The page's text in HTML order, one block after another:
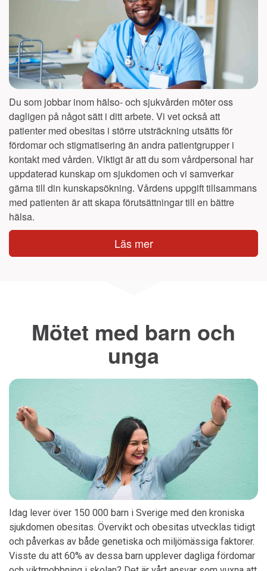
Du som jobbar inom hälso- och sjukvården möter oss
dagligen på något sätt i ditt arbete. Vi vet också att
patienter med obesitas i större utsträckning utsätts för
fördomar och stigmatisering än andra patientgrupper i
kontakt med vården. Viktigt är att du som vårdpersonal har
uppdaterad kunskap om sjukdomen och vi samverkar
gärna till din kunskapsökning. Vårdens uppgift tillsammans
med patienten är att skapa förutsättningar till en bättre
hälsa.
Läs mer
Mötet med barn och
unga
Idag lever över 150 000 barn i Sverige med den kroniska
sjukdomen obesitas. Övervikt och obesitas utvecklas tidigt
och påverkas av både genetiska och miljömässiga faktorer.
Visste du att 60% av dessa barn upplever dagliga fördomar